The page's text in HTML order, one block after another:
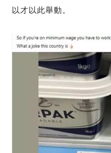
以才以此舉動。